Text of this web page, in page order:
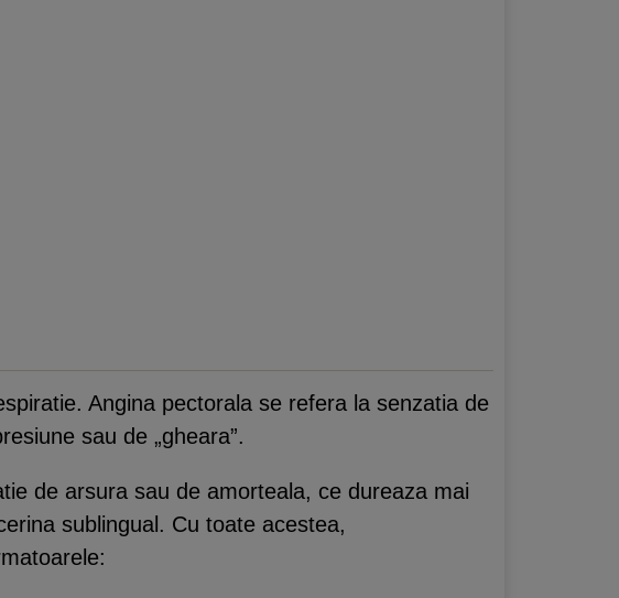
Angina pectorala se refera la senzatia de
sau de „gheara”.
de arsura sau de amorteala, ce dureaza mai
sublingual. Cu toate acestea,